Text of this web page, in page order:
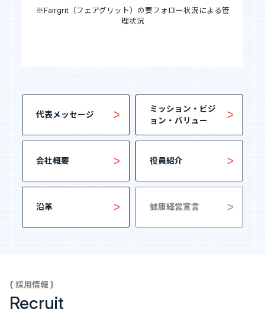
※Fairgrit（フェアグリット）の要フォロー状況による管
理状況
代表メッセージ
ミッション・ビジ
ョン・バリュー
会社概要 役員紹介
沿革 健康経営宣言
{ 採用情報 }
Recruit